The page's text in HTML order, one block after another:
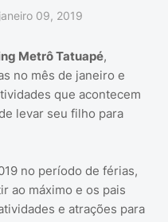
09, 2019
Metrô Tatuapé,
no mês de janeiro e
que acontecem
levar seu filho para
no período de férias,
ao máximo e os pais
e atrações para